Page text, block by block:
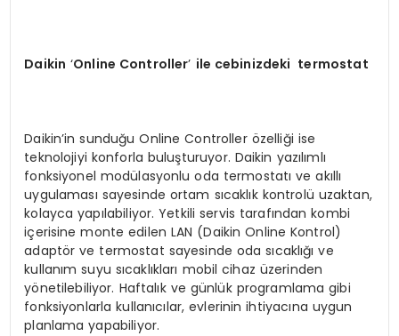
Daikin ‘Online Controller’ ile cebinizdeki termostat
Daikin’in sunduğu Online Controller özelliği ise
teknolojiyi konforla buluşturuyor. Daikin yazılımlı
fonksiyonel modülasyonlu oda termostatı ve akıllı
uygulaması sayesinde ortam sıcaklık kontrolü uzaktan,
kolayca yapılabiliyor. Yetkili servis tarafından kombi
içerisine monte edilen LAN (Daikin Online Kontrol)
adaptör ve termostat sayesinde oda sıcaklığı ve
kullanım suyu sıcaklıkları mobil cihaz üzerinden
yönetilebiliyor. Haftalık ve günlük programlama gibi
fonksiyonlarla kullanıcılar, evlerinin ihtiyacına uygun
planlama yapabiliyor.